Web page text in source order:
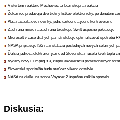
V štvrtom reaktore Mochoviec už beží štiepna reakcia
Železnice predávajú dve tretiny lístkov elektronicky, po donútení
Alza nasadila dve novinky, jednu užitočnú a jednu kontroverznú
Záchrana misie na záchranu teleskopu Swift úspešne pokračuje
Microsoft v čase drahých pamätí sľubuje optimalizovať spotrebu
NASA pripravuje ISS na inštaláciu posledných nových solárnych
Ďalšia jadrová elektráreň južne od Slovenska musela kvôli teplu
Vydaný nový FFmpeg 9.0, zlepšil akceleráciu profesionálnych
Slovenská sporiteľňa bude mať cez víkend odstávku
NASA na diaľku na sonde Voyager 2 úspešne znížila spotrebu
Diskusia: